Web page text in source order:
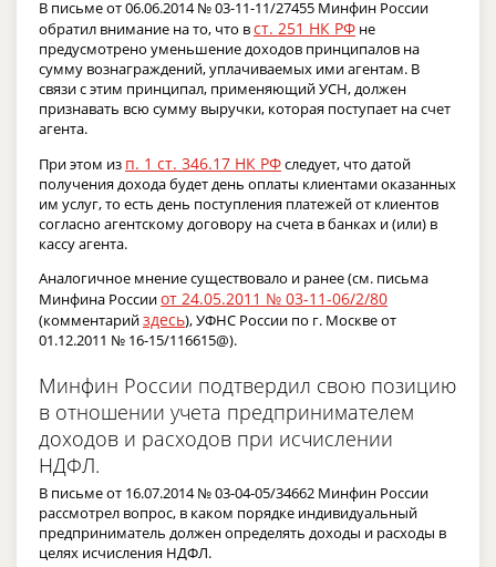
В письме от 06.06.2014 № 03-11-11/27455 Минфин России
обратил внимание на то, что вст. 251 НК РФ не
предусмотрено уменьшение доходов принципалов на
сумму вознаграждений, уплачиваемых ими агентам. В
связи с этим принципал, применяющий УСН, должен
признавать всю сумму выручки, которая поступает на счет
агента.
При этом из п. 1 ст. 346.17 НК РФследует, что датой
получения дохода будет день оплаты клиентами оказанных
им услуг, то есть день поступления платежей от клиентов
согласно агентскому договору на счета в банках и (или) в
кассу агента.
Аналогичное мнение существовало и ранее (см. письма
Минфина Россииот 24.05.2011 № 03-11-06/2/80
(комментарийздесь), УФНС России по г. Москве от
01.12.2011 № 16-15/116615@).
Минфин России подтвердил свою позицию
в отношении учета предпринимателем
доходов и расходов при исчислении
НДФЛ.
В письме от 16.07.2014 № 03-04-05/34662 Минфин России
рассмотрел вопрос, в каком порядке индивидуальный
предприниматель должен определять доходы и расходы в
целях исчисления НДФЛ.